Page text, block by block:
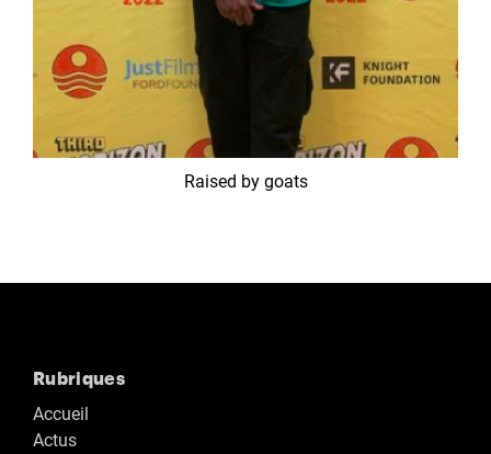
Raised by goats
Rubriques
Accueil
Actus